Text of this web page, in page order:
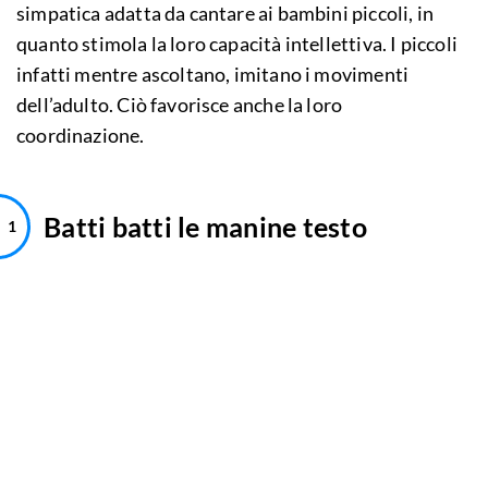
simpatica adatta da cantare ai bambini piccoli, in
quanto stimola la loro capacità intellettiva. I piccoli
infatti mentre ascoltano, imitano i movimenti
dell’adulto. Ciò favorisce anche la loro
coordinazione.
Batti batti le manine testo